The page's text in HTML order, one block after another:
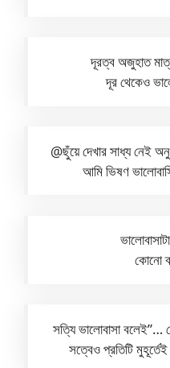
দূরত্ব অজুহাত
দূর থেকেও
@ছুঁয়ে দেখার সাধ্য নেই
আমি ভিষণ
কোনো
সত্যি ভালোবাসা বলেই”…
সত্বেও প্রতিটি